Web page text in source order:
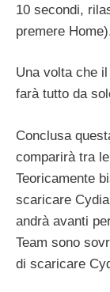
10 secondi,
premere
Una volta che
farà tutto da
Conclusa
comparirà tra
Teoricamente
scaricare
andrà avanti
Team sono
di scaricare